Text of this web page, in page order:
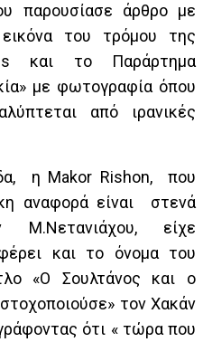
παρουσίασε άρθρο με
του τρόμου της
και το Παράρτημα
με φωτογραφία όπου
από ιρανικές
η Makor Rishon, που
αναφορά είναι στενά
είχε
και το όνομα του
«Ο Σουλτάνος και ο
τον Χακάν
ότι « τώρα που